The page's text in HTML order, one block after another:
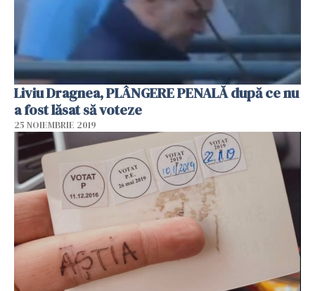
Liviu Dragnea, PLÂNGERE PENALĂ după ce nu
a fost lăsat să voteze
25 NOIEMBRIE 2019